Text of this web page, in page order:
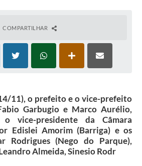
COMPARTILHAR
11), o prefeito e o vice-prefeito
Garbugio e Marco Aurélio,
o vice-presidente da Câmara
Edislei Amorim (Barriga) e os
Rodrigues (Nego do Parque),
Almeida, Sinesio Rodr